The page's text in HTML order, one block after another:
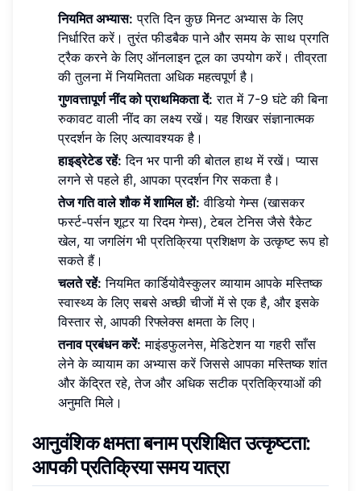
नियमित अभ्यास: प्रति दिन कुछ मिनट अभ्यास के लिए
निर्धारित करें। तुरंत फीडबैक पाने और समय के साथ प्रगति
ट्रैक करने के लिए ऑनलाइन टूल का उपयोग करें। तीव्रता
की तुलना में नियमितता अधिक महत्वपूर्ण है।
गुणवत्तापूर्ण नींद को प्राथमिकता दें: रात में 7-9 घंटे की बिना
रुकावट वाली नींद का लक्ष्य रखें। यह शिखर संज्ञानात्मक
प्रदर्शन के लिए अत्यावश्यक है।
हाइड्रेटेड रहें: दिन भर पानी की बोतल हाथ में रखें। प्यास
लगने से पहले ही, आपका प्रदर्शन गिर सकता है।
तेज गति वाले शौक में शामिल हों: वीडियो गेम्स (खासकर
फर्स्ट-पर्सन शूटर या रिदम गेम्स), टेबल टेनिस जैसे रैकेट
खेल, या जगलिंग भी प्रतिक्रिया प्रशिक्षण के उत्कृष्ट रूप हो
सकते हैं।
चलते रहें: नियमित कार्डियोवैस्कुलर व्यायाम आपके मस्तिष्क
स्वास्थ्य के लिए सबसे अच्छी चीजों में से एक है, और इसके
विस्तार से, आपकी रिफ्लेक्स क्षमता के लिए।
तनाव प्रबंधन करें: माइंडफुलनेस, मेडिटेशन या गहरी साँस
लेने के व्यायाम का अभ्यास करें जिससे आपका मस्तिष्क शांत
और केंद्रित रहे, तेज और अधिक सटीक प्रतिक्रियाओं की
अनुमति मिले।
आनुवंशिक क्षमता बनाम प्रशिक्षित उत्कृष्टता:
आपकी प्रतिक्रिया समय यात्रा